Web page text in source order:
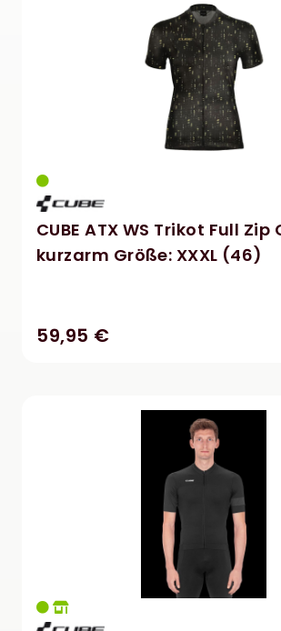
CUBE ATX WS Trikot Full Zip
kurzarm Größe: XXXL (46)
59,95 €